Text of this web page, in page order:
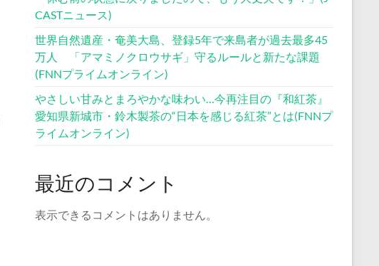
CASTニュース)
世界自然遺産・奄美大島、登録5年で来島者が過去最多45
万人 「アマミノクロウサギ」守るルールと新たな課題
(FNNプライムオンライン)
やさしい甘みとまろやかな味わい…今再注目の『和紅茶』
愛知県新城市・鈴木製茶の“日本を感じる紅茶”とは(FNNプ
ライムオンライン)
最近のコメント
表示できるコメントはありません。